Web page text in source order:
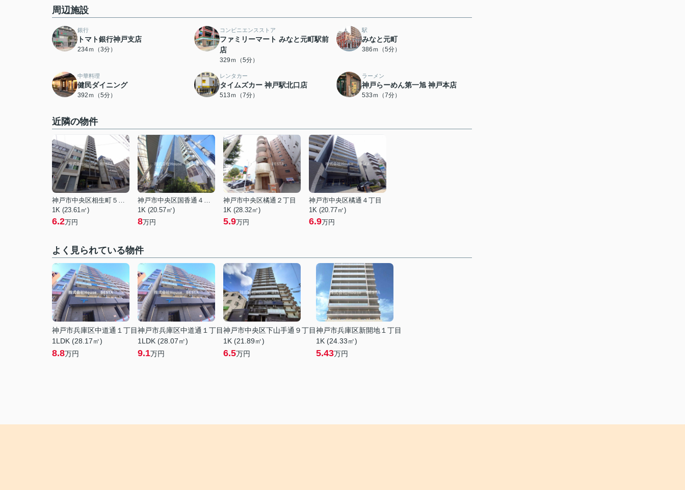
周辺施設
銀行
トマト銀行神戸支店
234ｍ（3分）
コンビニエンスストア
ファミリーマート みなと元町駅前
店
329ｍ（5分）
駅
みなと元町
386ｍ（5分）
中華料理
健民ダイニング
392ｍ（5分）
レンタカー
タイムズカー 神戸駅北口店
513ｍ（7分）
ラーメン
神戸らーめん第一旭 神戸本店
533ｍ（7分）
近隣の物件
神戸市中央区相生町５丁目
1K (23.61㎡)
6.2万円
神戸市中央区国香通４丁目
1K (20.57㎡)
8万円
神戸市中央区橘通２丁目
1K (28.32㎡)
5.9万円
神戸市中央区橘通４丁目
1K (20.77㎡)
6.9万円
よく見られている物件
神戸市兵庫区中道通１丁目
1LDK (28.17㎡)
8.8万円
神戸市兵庫区中道通１丁目
1LDK (28.07㎡)
9.1万円
神戸市中央区下山手通９丁目
1K (21.89㎡)
6.5万円
神戸市兵庫区新開地１丁目
1K (24.33㎡)
5.43万円